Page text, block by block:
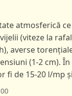
atmosferică
(viteze la
averse
(1-2 cm).
fi de 15-20 l/mp